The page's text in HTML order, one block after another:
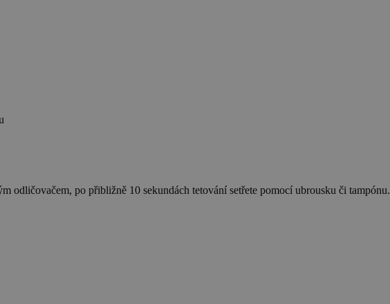
odličovačem, po přibližně 10 sekundách tetování setřete pomocí ubrousku či tampónu.